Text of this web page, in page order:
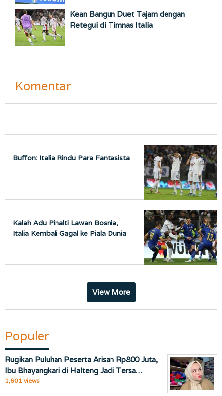
Kean Bangun Duet Tajam dengan
Retegui di Timnas Italia
Komentar
Buffon: Italia Rindu Para Fantasista
Kalah Adu Pinalti Lawan Bosnia,
Italia Kembali Gagal ke Piala Dunia
View More
Populer
Rugikan Puluhan Peserta Arisan Rp800 Juta,
Ibu Bhayangkari di Halteng Jadi Tersa…
1,601 views